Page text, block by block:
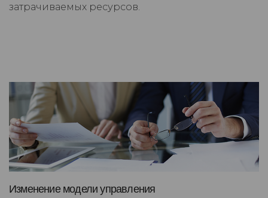
затрачиваемых ресурсов.
Изменение модели управления